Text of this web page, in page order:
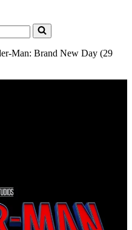
Man: Brand New Day (29